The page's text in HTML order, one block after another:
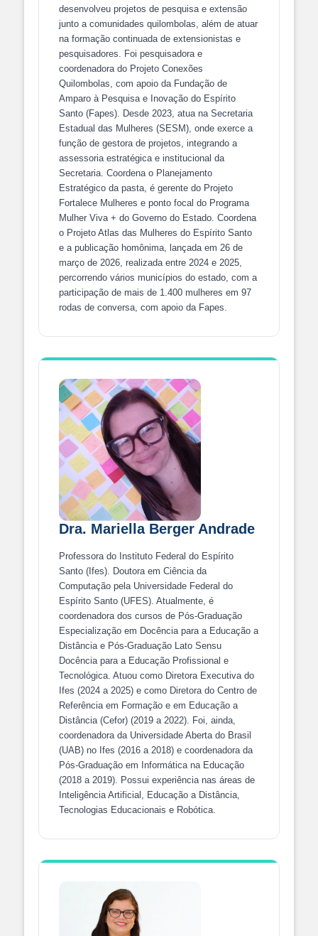
desenvolveu projetos de pesquisa e extensão
junto a comunidades quilombolas, além de atuar
na formação continuada de extensionistas e
pesquisadores. Foi pesquisadora e
coordenadora do Projeto Conexões
Quilombolas, com apoio da Fundação de
Amparo à Pesquisa e Inovação do Espírito
Santo (Fapes). Desde 2023, atua na Secretaria
Estadual das Mulheres (SESM), onde exerce a
função de gestora de projetos, integrando a
assessoria estratégica e institucional da
Secretaria. Coordena o Planejamento
Estratégico da pasta, é gerente do Projeto
Fortalece Mulheres e ponto focal do Programa
Mulher Viva + do Governo do Estado. Coordena
o Projeto Atlas das Mulheres do Espírito Santo
e a publicação homônima, lançada em 26 de
março de 2026, realizada entre 2024 e 2025,
percorrendo vários municípios do estado, com a
participação de mais de 1.400 mulheres em 97
rodas de conversa, com apoio da Fapes.
Dra. Mariella Berger Andrade
Professora do Instituto Federal do Espírito
Santo (Ifes). Doutora em Ciência da
Computação pela Universidade Federal do
Espírito Santo (UFES). Atualmente, é
coordenadora dos cursos de Pós-Graduação
Especialização em Docência para a Educação a
Distância e Pós-Graduação Lato Sensu
Docência para a Educação Profissional e
Tecnológica. Atuou como Diretora Executiva do
Ifes (2024 a 2025) e como Diretora do Centro de
Referência em Formação e em Educação a
Distância (Cefor) (2019 a 2022). Foi, ainda,
coordenadora da Universidade Aberta do Brasil
(UAB) no Ifes (2016 a 2018) e coordenadora da
Pós-Graduação em Informática na Educação
(2018 a 2019). Possui experiência nas áreas de
Inteligência Artificial, Educação a Distância,
Tecnologias Educacionais e Robótica.